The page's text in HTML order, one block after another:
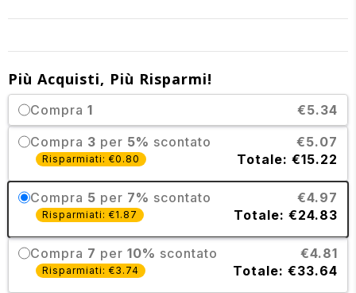
Più Acquisti, Più Risparmi!
Compra1
€5.34
Compra 3 per 5% scontato €5.07
Risparmiati: €0.80 Totale: €15.22
Compra 5 per 7% scontato €4.97
Risparmiati: €1.87 Totale: €24.83
Compra 7 per10% scontato €4.81
Risparmiati: €3.74 Totale: €33.64